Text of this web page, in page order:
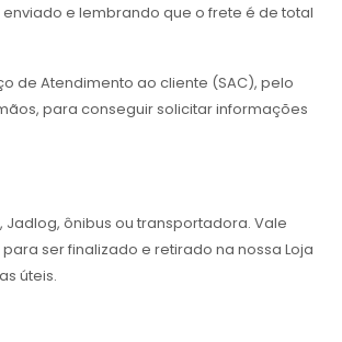
e lembrando que o frete é de total
de Atendimento ao cliente (SAC), pelo
para conseguir solicitar informações
ônibus ou transportadora. Vale
ser finalizado e retirado na nossa Loja
úteis.